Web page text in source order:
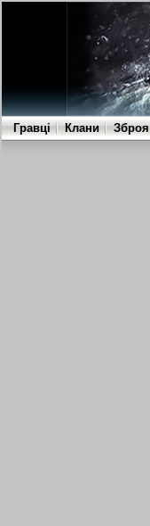
Гравці Клани Зброя